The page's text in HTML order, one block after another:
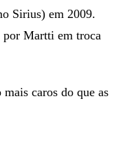
Sirius) em 2009.
Martti em troca
caros do que as